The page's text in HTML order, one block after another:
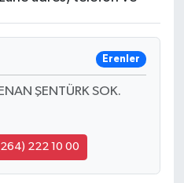
Erenler
ŞENTÜRK SOK.
222 10 00